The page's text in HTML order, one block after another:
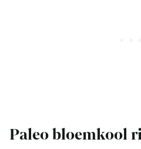
Paleo bloemkool